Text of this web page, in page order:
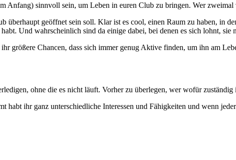
Anfang) sinnvoll sein, um Leben in euren Club zu bringen. Wer
überhaupt geöffnet sein soll. Klar ist es cool, einen Raum zu haben, in
Und wahrscheinlich sind da einige dabei, bei denen es sich lohnt, sie
größere Chancen, dass sich immer genug Aktive finden, um ihn am
ohne die es nicht läuft. Vorher zu überlegen, wer wofür
habt ihr ganz unterschiedliche Interessen und Fähigkeiten und wenn